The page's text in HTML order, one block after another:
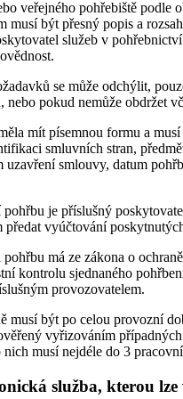
veřejného pohřebiště podle
musí být přesný popis a
služeb v
se může odchýlit,
nebo pokud nemůže obdržet
mít písemnou formu a
smluvních stran,
uzavření smlouvy, datum
pohřbu je příslušný
předat vyúčtování
má ze zákona o
kontrolu sjednaného
provozovatelem.
musí být po celou provozní
vyřizováním
musí nejdéle do 3
služba, kterou